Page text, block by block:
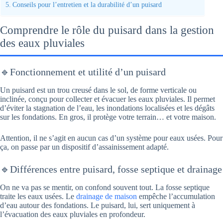
Conseils pour l’entretien et la durabilité d’un puisard
Comprendre le rôle du puisard dans la gestion
des eaux pluviales
🔹Fonctionnement et utilité d’un puisard
Un puisard est un trou creusé dans le sol, de forme verticale ou
inclinée, conçu pour collecter et évacuer les eaux pluviales. Il permet
d’éviter la stagnation de l’eau, les inondations localisées et les dégâts
sur les fondations. En gros, il protège votre terrain… et votre maison.
Attention, il ne s’agit en aucun cas d’un système pour eaux usées. Pour
ça, on passe par un dispositif d’assainissement adapté.
🔹Différences entre puisard, fosse septique et drainage
On ne va pas se mentir, on confond souvent tout. La fosse septique
traite les eaux usées. Le drainage de maison empêche l’accumulation
d’eau autour des fondations. Le puisard, lui, sert uniquement à
l’évacuation des eaux pluviales en profondeur.